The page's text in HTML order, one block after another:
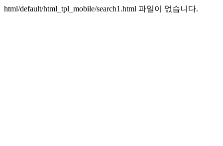
html/default/html_tpl_mobile/search1.html 파일이 없습니다.